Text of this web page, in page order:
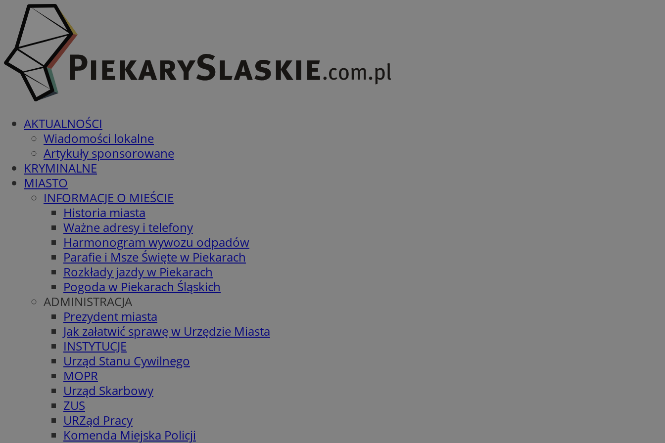
AKTUALNOŚCI
Wiadomości lokalne
Artykuły sponsorowane
KRYMINALNE
MIASTO
INFORMACJE O MIEŚCIE
Historia miasta
Ważne adresy i telefony
Harmonogram wywozu odpadów
Parafie i Msze Święte w Piekarach
Rozkłady jazdy w Piekarach
Pogoda w Piekarach Śląskich
ADMINISTRACJA
Prezydent miasta
Jak załatwić sprawę w Urzędzie Miasta
INSTYTUCJE
Urząd Stanu Cywilnego
MOPR
Urząd Skarbowy
ZUS
URZąd Pracy
Komenda Miejska Policji